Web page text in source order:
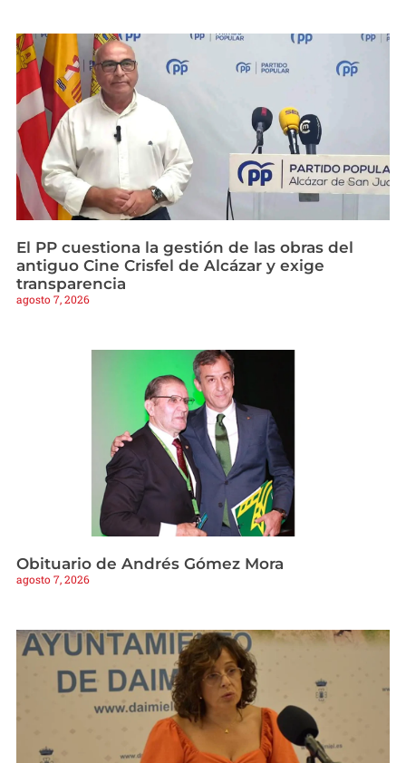
El PP cuestiona la gestión de las obras del
antiguo Cine Crisfel de Alcázar y exige
transparencia
agosto 7, 2026
Obituario de Andrés Gómez Mora
agosto 7, 2026